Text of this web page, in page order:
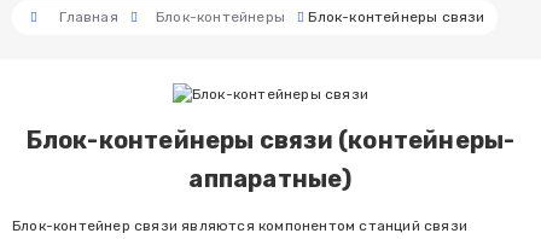
Главная Блок-контейнеры Блок-контейнеры связи
Блок-контейнеры связи (контейнеры-
аппаратные)
Блок-контейнер связи являются компонентом станций связи